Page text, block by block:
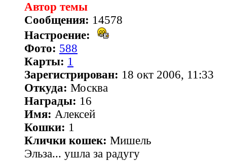
Автор темы
Сообщения: 14578
Настроение:
Фото: 588
Карты: 1
Зарегистрирован: 18 окт 2006, 11:33
Откуда: Москва
Награды: 16
Имя: Алексей
Кошки: 1
Клички кошек: Мишель
Эльза... ушла за радугу